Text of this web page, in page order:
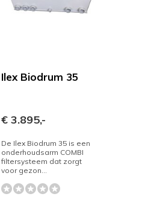
Ilex Biodrum 35
€ 3.895,-
De Ilex Biodrum 35 is een
onderhoudsarm COMBI
filtersysteem dat zorgt
voor gezon...